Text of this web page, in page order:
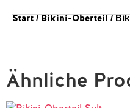
Start/Bikini-Oberteil/
Ähnliche